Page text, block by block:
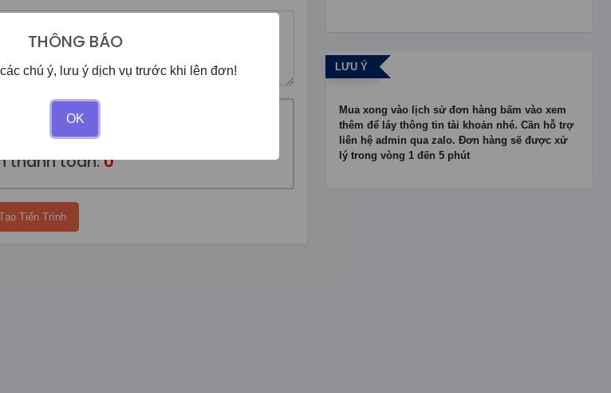
0đ
0%
thanh toán:0
Tiến Trình
LƯU Ý
Mua xong vào lịch sử đơn hàng bấm vào xem
thêm để láy thông tin tài khoản nhé. Cần hỗ trợ
liên hệ admin qua zalo. Đơn hàng sẽ được xử
lý trong vòng 1 đến 5 phút
THÔNG BÁO
chú ý, lưu ý dịch vụ trước khi lên đơn!
OK